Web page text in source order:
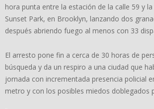
hora punta entre la estación de la calle 59 y
Sunset Park, en Brooklyn, lanzando dos
después abriendo fuego al menos con 33
El arresto pone fin a cerca de 30 horas de
búsqueda y da un respiro a una ciudad que
jornada con incrementada presencia policial
metro y con los posibles miedos doblegados